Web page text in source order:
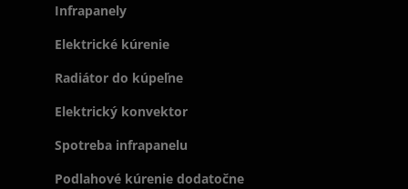
Infrapanely
Elektrické kúrenie
Radiátor do kúpeľne
Elektrický konvektor
Spotreba infrapanelu
Podlahové kúrenie dodatočne